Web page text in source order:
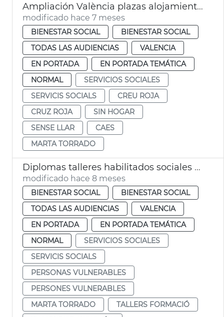
Ampliación València plazas alojamiento personas sin hogar
modificado hace 7 meses
BIENESTAR SOCIAL
BIENESTAR SOCIAL
TODAS LAS AUDIENCIAS
VALENCIA
EN PORTADA
EN PORTADA TEMÁTICA
NORMAL
SERVICIOS SOCIALES
SERVICIS SOCIALS
CREU ROJA
CRUZ ROJA
SIN HOGAR
SENSE LLAR
CAES
MARTA TORRADO
Diplomas talleres habilitados sociales personas vulnerables València
modificado hace 8 meses
BIENESTAR SOCIAL
BIENESTAR SOCIAL
TODAS LAS AUDIENCIAS
VALENCIA
EN PORTADA
EN PORTADA TEMÁTICA
NORMAL
SERVICIOS SOCIALES
SERVICIS SOCIALS
PERSONAS VULNERABLES
PERSONES VULNERABLES
MARTA TORRADO
TALLERS FORMACIÓ